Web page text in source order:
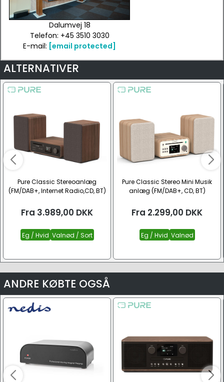
Dalumvej 18
Telefon: +45 3510 3030
E-mail: [email protected]
ALTERNATIVER
Pure Classic Stereoanlæg
(FM/DAB+, Internet Radio,CD, BT)
Fra 3.989,00 DKK
Eg / Hvid Valnød / Sort
Pure Classic Stereo Mini Musik
anlæg (FM/DAB+, CD, BT)
Fra 2.299,00 DKK
Eg / Hvid Valnød
ANDRE KØBTE OGSÅ